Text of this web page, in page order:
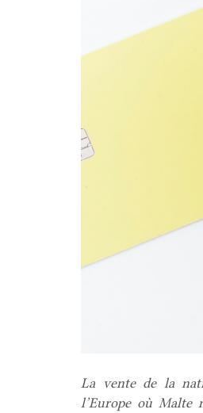
La vente de la
l’Europe où Malte